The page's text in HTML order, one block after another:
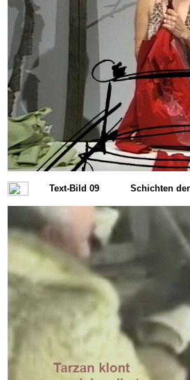
Text-Bild 09 Schichten